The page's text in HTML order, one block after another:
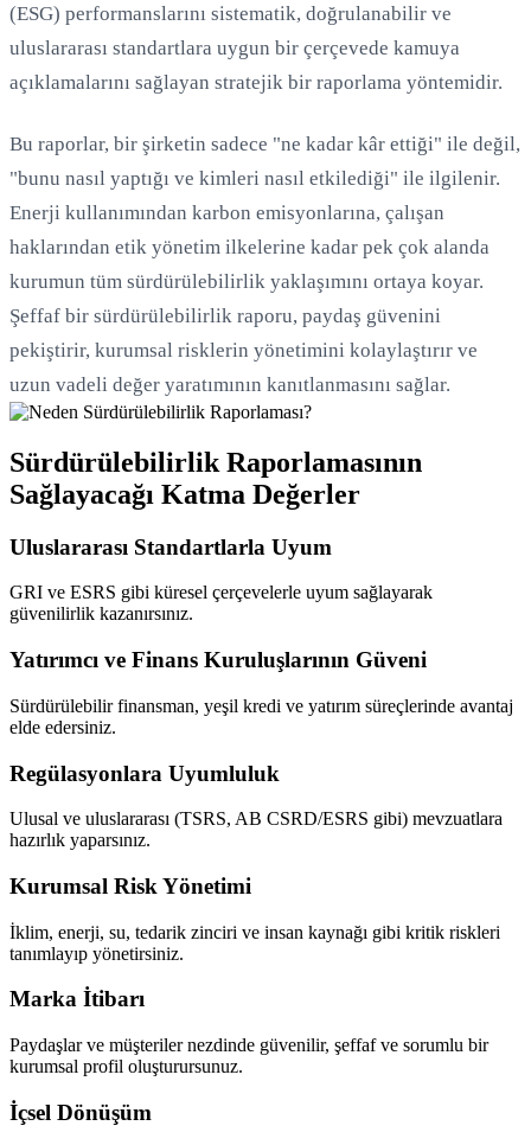
(ESG) performanslarını sistematik, doğrulanabilir ve
uluslararası standartlara uygun bir çerçevede kamuya
açıklamalarını sağlayan stratejik bir raporlama yöntemidir.
Bu raporlar, bir şirketin sadece "ne kadar kâr ettiği" ile değil,
"bunu nasıl yaptığı ve kimleri nasıl etkilediği" ile ilgilenir.
Enerji kullanımından karbon emisyonlarına, çalışan
haklarından etik yönetim ilkelerine kadar pek çok alanda
kurumun tüm sürdürülebilirlik yaklaşımını ortaya koyar.
Şeffaf bir sürdürülebilirlik raporu, paydaş güvenini
pekiştirir, kurumsal risklerin yönetimini kolaylaştırır ve
uzun vadeli değer yaratımının kanıtlanmasını sağlar.
Sürdürülebilirlik Raporlamasının
Sağlayacağı Katma Değerler
Uluslararası Standartlarla Uyum
GRI ve ESRS gibi küresel çerçevelerle uyum sağlayarak
güvenilirlik kazanırsınız.
Yatırımcı ve Finans Kuruluşlarının Güveni
Sürdürülebilir finansman, yeşil kredi ve yatırım süreçlerinde avantaj
elde edersiniz.
Regülasyonlara Uyumluluk
Ulusal ve uluslararası (TSRS, AB CSRD/ESRS gibi) mevzuatlara
hazırlık yaparsınız.
Kurumsal Risk Yönetimi
İklim, enerji, su, tedarik zinciri ve insan kaynağı gibi kritik riskleri
tanımlayıp yönetirsiniz.
Marka İtibarı
Paydaşlar ve müşteriler nezdinde güvenilir, şeffaf ve sorumlu bir
kurumsal profil oluşturursunuz.
İçsel Dönüşüm